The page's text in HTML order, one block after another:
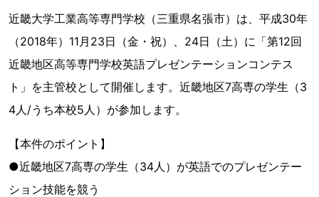
近畿大学工業高等専門学校（三重県名張市）は、平成30年
（2018年）11月23日（金・祝）、24日（土）に「第12回
近畿地区高等専門学校英語プレゼンテーションコンテス
ト」を主管校として開催します。近畿地区7高専の学生（3
4人/うち本校5人）が参加します。
【本件のポイント】
●近畿地区7高専の学生（34人）が英語でのプレゼンテー
ション技能を競う